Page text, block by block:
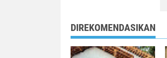
DIREKOMENDASIKAN